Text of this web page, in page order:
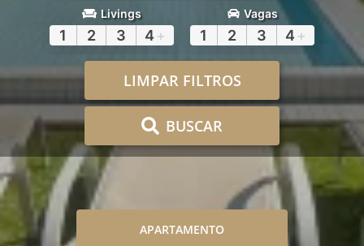
Livings
1 2 3 4 +
Vagas
1 2 3 4 +
LIMPAR FILTROS
BUSCAR
APARTAMENTO